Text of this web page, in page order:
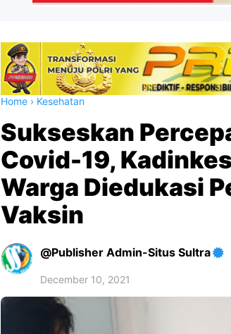
Home › Kesehatan
Sukseskan
Covid-19,
Warga Diedukasi
Vaksin
Publisher Admin-Situs Sultra
December 10, 2021
Premium